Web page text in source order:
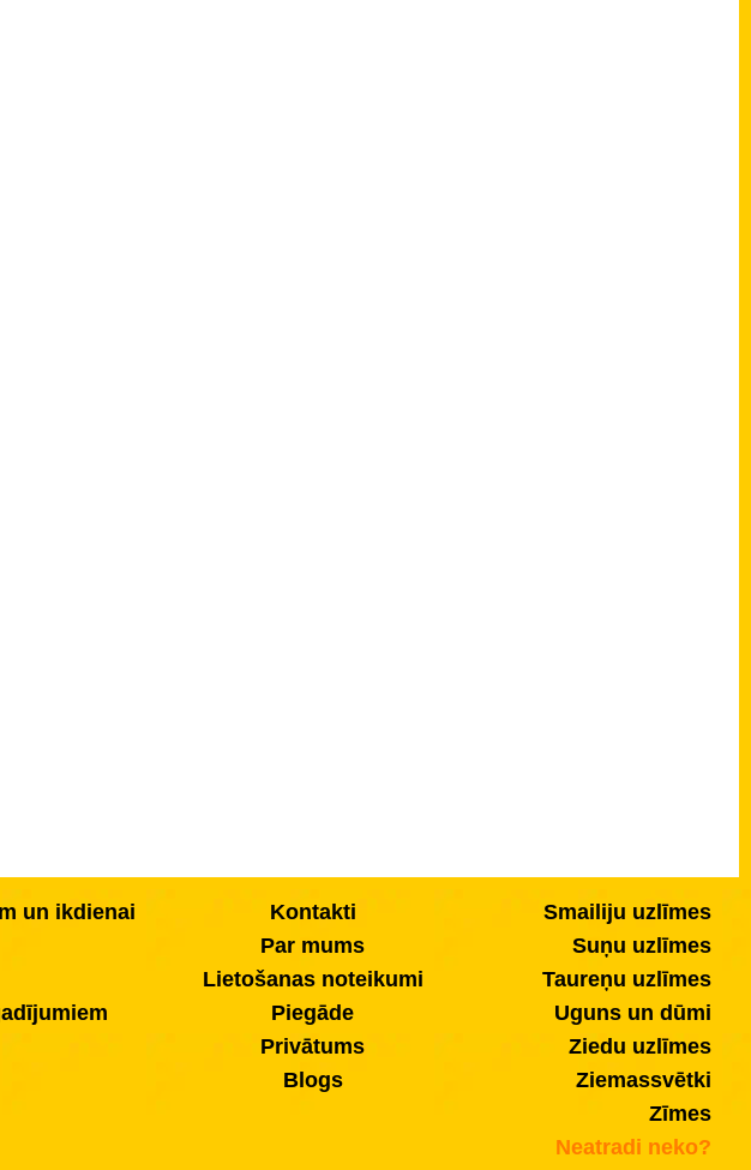
un ikdienai
Kontakti
Par mums
Lietošanas noteikumi
Piegāde
Privātums
Blogs
Smailiju uzlīmes
Suņu uzlīmes
Taureņu uzlīmes
Uguns un dūmi
Ziedu uzlīmes
Ziemassvētki
Zīmes
Neatradi neko?